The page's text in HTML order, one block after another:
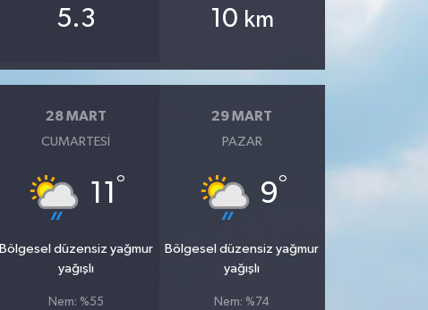
5.3 10 km
28 MART
CUMARTESI
11 °
Bölgesel düzensiz yağmur
yağışlı
Nem: %55
29 MART
PAZAR
9°
Bölgesel düzensiz yağmur
yağışlı
Nem: %74